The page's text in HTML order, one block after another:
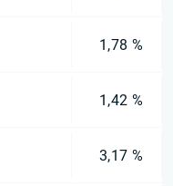
1,78 %
1,42 %
3,17 %